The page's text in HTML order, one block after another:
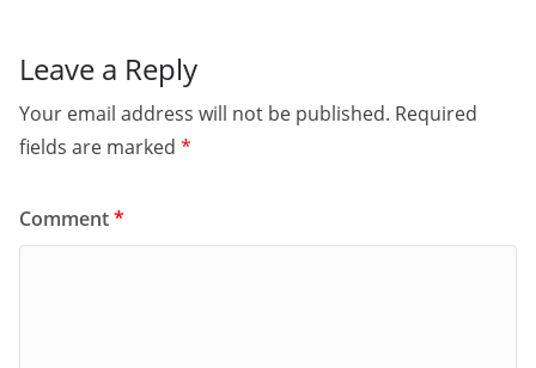
Leave a Reply
Your email address will not be published. Required
fields are marked *
Comment*